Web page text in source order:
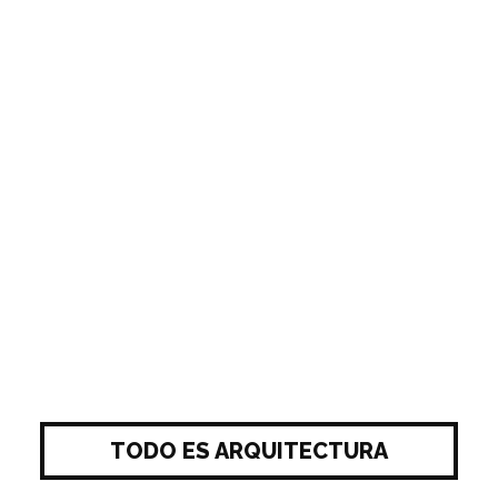
TODO ES ARQUITECTURA